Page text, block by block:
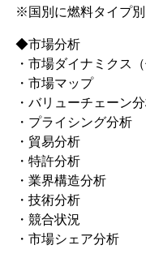
※国別に燃料タイプ
◆市場分析
・市場ダイナミクス
・市場マップ
・バリューチェーン
・プライシング分析
・貿易分析
・特許分析
・業界構造分析
・技術分析
・競合状況
・市場シェア分析